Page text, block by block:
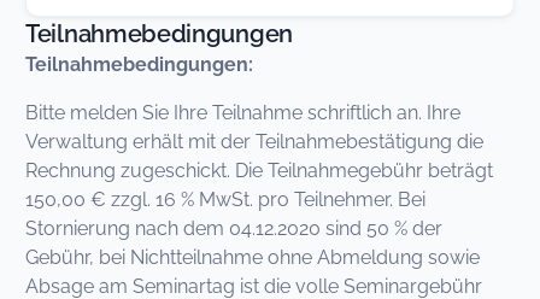
Teilnahmebedingungen
Teilnahmebedingungen:
Bitte melden Sie Ihre Teilnahme schriftlich an. Ihre
Verwaltung erhält mit der Teilnahmebestätigung die
Rechnung zugeschickt. Die Teilnahmegebühr beträgt
150,00 € zzgl. 16 % MwSt. pro Teilnehmer. Bei
Stornierung nach dem 04.12.2020 sind 50 % der
Gebühr, bei Nichtteilnahme ohne Abmeldung sowie
Absage am Seminartag ist die volle Seminargebühr